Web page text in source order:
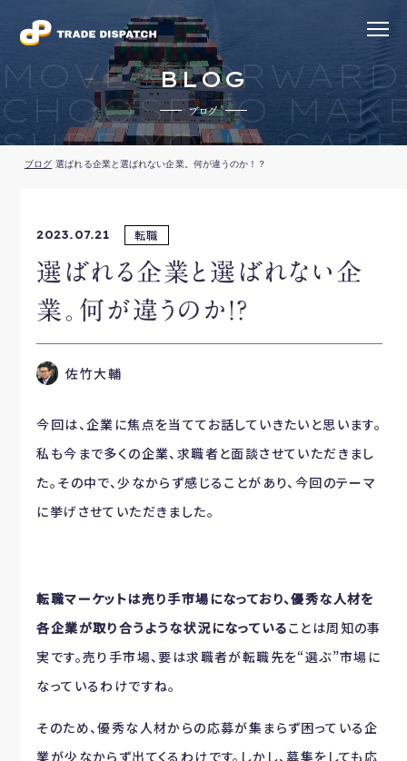
MOVES
CHOOSE TO
SURE YOUR
BLOG
ブログ
ブログ 選ばれる企業と選ばれない企業。何が違うのか！？
2023.07.21 転職
選ばれる企業と選ばれない企
業。何が違うのか！？
佐竹大輔
今回は、企業に焦点を当ててお話していきたいと思います。
私も今まで多くの企業、求職者と面談させていただきまし
た。その中で、少なからず感じることがあり、今回のテーマ
に挙げさせていただきました。
転職マーケットは売り手市場になっており、優秀な人材を
各企業が取り合うような状況になっていることは周知の事
実です。売り手市場、要は求職者が転職先を“選ぶ”市場に
なっているわけですね。
そのため、優秀な人材からの応募が集まらず困っている企
業が少なからず出てくるわけです。しかし、募集をしても応